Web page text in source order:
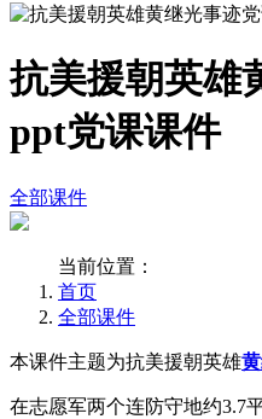
抗美援朝英雄
ppt党课课件
全部课件
当前位置：
首页
全部课件
本课件主题为抗美援朝英雄
在志愿军两个连防守地约3.7